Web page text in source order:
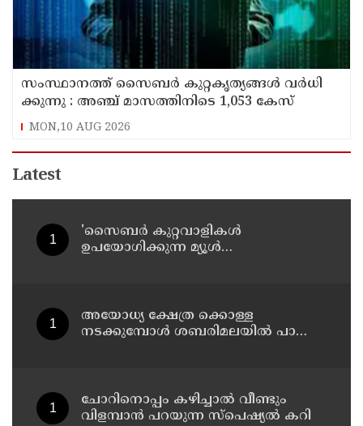
സം​സ്ഥാ​ന​ത്ത് സൈ​ബ​ര്‍ കു​റ്റ​കൃ​ത്യ​ങ്ങ​ൾ വ​ർ​ധി​
ക്കു​ന്നു : അഞ്ച്​ മാസത്തിനിടെ 1,053 കേസ്
MON,10 AUG 2026
Latest
'സൈബര്‍ കുറ്റവാളികള്‍
ഉപയോഗിക്കുന്ന മ്യൂള്‍
അയോധ്യ ക്ഷേത്ര ക്കൊള്ള
നടക്കുമ്പോൾ ശബരിമലയിൽ പാട്ടും
ചോറിനൊപ്പം കഴിച്ചാൽ വീണ്ടും
വിളമ്പാൻ പറയുന്ന സ്പെഷ്യൽ കറി